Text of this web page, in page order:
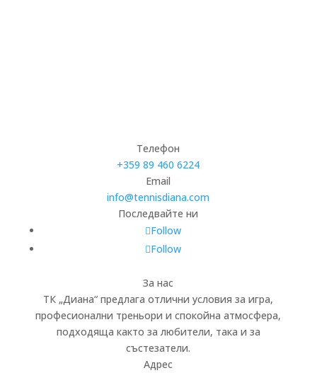
Телефон
+359 89 460 6224­
Email
info@tennisdiana.com
Последвайте ни
Follow
Follow
За нас
ТК „Диана“ предлага отлични условия за игра,
професионални треньори и спокойна атмосфера,
подходяща както за любители, така и за
състезатели.
Адрес